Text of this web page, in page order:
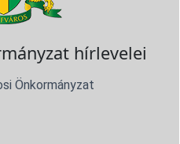
hírlevelei
Önkormányzat